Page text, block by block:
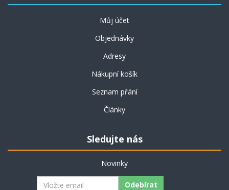
Můj účet
Objednávky
Adresy
Nákupní košík
Seznam přání
Články
Sledujte nás
Novinky
Odebírat